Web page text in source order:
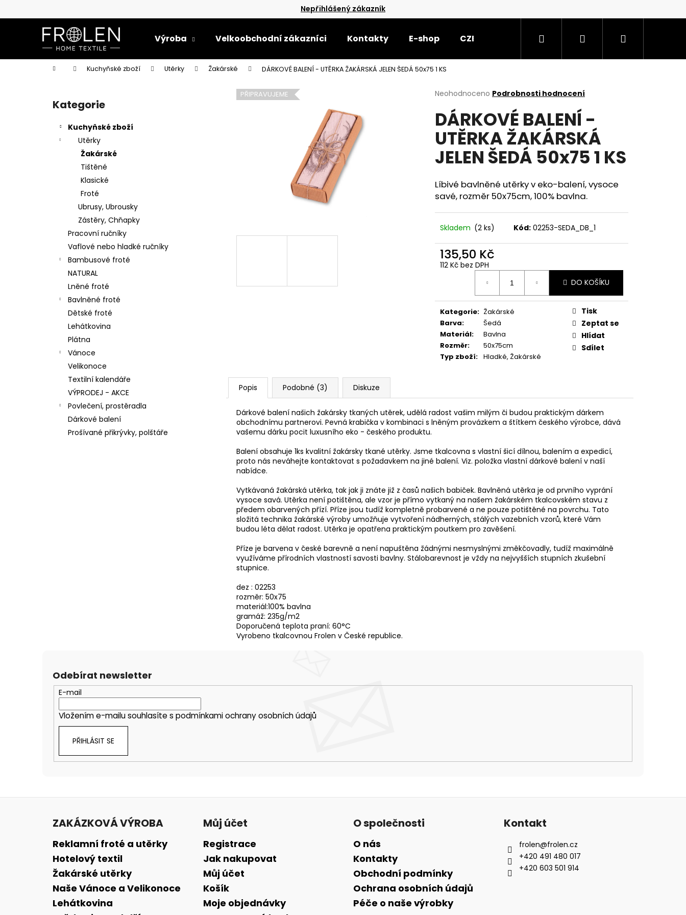
Nepřihlášený zákazník
Výroba Velkoobchodní zákazníci Kontakty E-shop CZE Hledat PřihlášeníNákupní
Domů Kuchyňské zboží Utěrky Žakárské DÁRKOVÉ BALENÍ - UTĚRKA ŽAKÁRSKÁ JELEN ŠEDÁ 50x75 1 KS
Přeskočit
kategorie
Kategorie
Kuchyňské zboží
Utěrky
Žakárské
Tištěné
Klasické
Froté
Ubrusy, Ubrousky
Zástěry, Chňapky
Pracovní ručníky
Vaflové nebo hladké ručníky
Bambusové froté
NATURAL
Lněné froté
Bavlněné froté
Dětské froté
Lehátkovina
Plátna
Vánoce
Velikonoce
Textilní kalendáře
VÝPRODEJ - AKCE
Povlečení, prostěradla
Dárkové balení
Prošívané přikrývky, polštáře
Průměrné
produktu
je
0,0
z
hvězdiček.
Neohodnoceno Podrobnosti hodnocení
DÁRKOVÉ BALENÍ -
UTĚRKA ŽAKÁRSKÁ
JELEN ŠEDÁ 50x75 1 KS
Líbivé bavlněné utěrky v eko-balení, vysoce
savé, rozměr 50x75cm, 100% bavlna.
Skladem (2 ks) Kód: 02253-SEDA_DB_1
135,50 Kč
112 Kč bez DPH
DO KOŠÍKU
Kategorie: Žakárské
Barva:
Šedá
Materiál:
Bavlna
Rozměr:
50x75cm
Typ zboží: Hladké, Žakárské
Tisk
Zeptat se
Hlídat
Sdílet
PŘIPRAVUJEME
Popis Podobné (3) Diskuze
Dárkové balení našich žakársky tkaných utěrek, udělá radost vašim milým či budou praktickým dárkem
obchodnímu partnerovi. Pevná krabička v kombinaci s lněným provázkem a štítkem českého výrobce, dává
vašemu dárku pocit luxusního eko - českého produktu.
Balení obsahuje 1ks kvalitní žakársky tkané utěrky. Jsme tkalcovna s vlastní šicí dílnou, balením a expedicí,
proto nás neváhejte kontaktovat s požadavkem na jiné balení. Viz. položka vlastní dárkové balení v naší
nabídce.
Vytkávaná žakárská utěrka, tak jak ji znáte již z časů našich babiček. Bavlněná utěrka je od prvního vyprání
vysoce savá. Utěrka není potištěna, ale vzor je přímo vytkaný na našem žakárském tkalcovském stavu z
předem obarvených přízí. Příze jsou tudíž kompletně probarvené a ne pouze potištěné na povrchu. Tato
složitá technika žakárské výroby umožňuje vytvoření nádherných, stálých vazebních vzorů, které Vám
budou léta dělat radost. Utěrka je opatřena praktickým poutkem pro zavěšení.
Příze je barvena v české barevně a není napuštěna žádnými nesmyslnými změkčovadly, tudíž maximálně
využíváme přírodních vlastností savosti bavlny. Stálobarevnost je vždy na nejvyšších stupních zkušební
stupnice.
dez : 02253
rozměr: 50x75
materiál:100% bavlna
gramáž: 235g/m2
Doporučená teplota praní: 60°C
Vyrobeno tkalcovnou Frolen v České republice.
o
k
Zpět
Zpět
Co potřebujete najít?
Doporučujeme
RUČNÍK PEJSEK 28,5X50
66,10 Kč
66,10 Kč
RUČNÍK MEDVÍDEK SVĚTLE ZELENÝ
Odebírat newsletter
E-mail
Vložením e-mailu souhlasíte s podmínkami ochrany osobních údajů
PŘIHLÁSIT SE
ZAKÁZKOVÁ VÝROBA
Reklamní froté a utěrky
Hotelový textil
Žakárské utěrky
Naše Vánoce a Velikonoce
Lehátkovina
Můj účet
Registrace
Jak nakupovat
Můj účet
Košík
Moje objednávky
O společnosti
O nás
Kontakty
Obchodní podmínky
Ochrana osobních údajů
Péče o naše výrobky
Kontakt
frolen@frolen.cz
+420 491 480 017
+420 603 501 914